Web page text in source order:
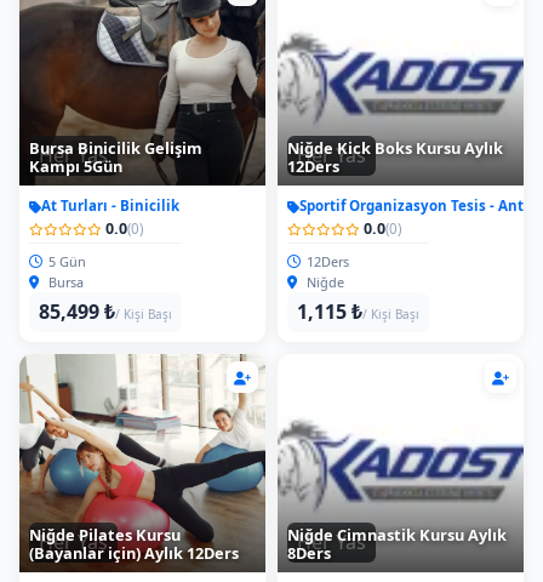
Her Yas
Bursa Binicilik Gelişim
Kampı 5Gün
At Turları - Binicilik
0.0(0)
5 Gün
Bursa
85,499 ₺/ Kişi Başı
Her Yas
Niğde Kick Boks Kursu Aylık
12Ders
Sportif Organizasyon Tesis -
0.0(0)
12Ders
Niğde
1,115 ₺/ Kişi Başı
Her Yas
Niğde Pilates Kursu
(Bayanlar için) Aylık 12Ders
Her Yas
Niğde Cimnastik Kursu Aylık
8Ders